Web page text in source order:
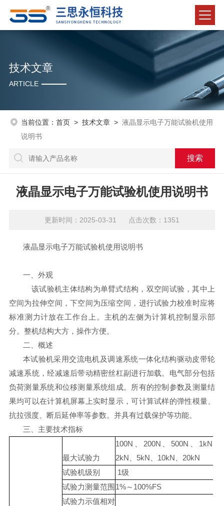
技术文章
ARTICLE
当前位置： 首页> 技术文章> 液晶显示电子万能试验机使用
说明书
液晶显示电子万能试验机使用说明书
更新时间：2025-03-31 点击次数：1351
液晶显示电子万能试验机使用说明书
一、外观
该试验机主体结构为单臂式结构，双空间试验，其中上
空间为拉伸空间，下空间为压缩空间，进行试验力校准时应将
标准测力计放在工作台上。主机的左侧为计算机控制显示部
分。整机结构大方，操作方便。
二、概述
本试验机采用交流电机及调速系统一体化结构驱动皮带轮
减速系统，经减速后带动精密丝杠副进行加载。电气部分包括
负荷测量系统和位移测量系统组成。所有的控制参数及测量结
果均可以在计算机屏幕上实时显示，可计算试样的弹性模量、
抗拉强度、断后延伸率等参数。并具有过载保护等功能。
三、主要技术指标
最大试验力
100N、200N、500N、1kN、
2kN、5kN、10kN、20kN
试验机级别
1级
试验力测量范围1%～100%FS
试验力示值相对